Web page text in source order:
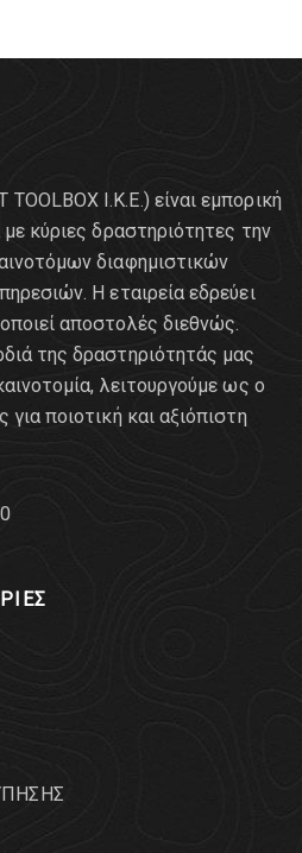
Ι.Κ.Ε.) είναι εμπορική
με κύριες δραστηριότητες την
διαφημιστικών
Η εταιρεία εδρεύει
αποστολές διεθνώς.
της δραστηριότητάς μας
λειτουργούμε ως ο
ποιοτική και αξιόπιστη